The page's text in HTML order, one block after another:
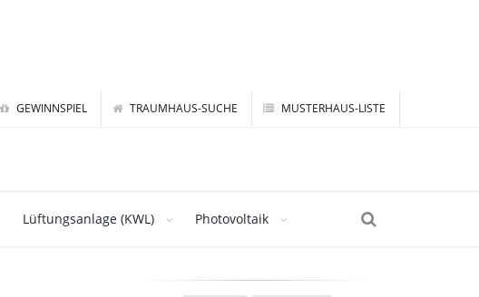
GEWINNSPIEL TRAUMHAUS-SUCHE MUSTERHAUS-LISTE
Lüftungsanlage (KWL) Photovoltaik